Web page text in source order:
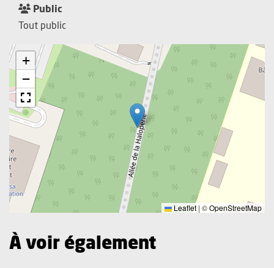
Public
Tout public
+
−
Leaflet | ©OpenStreetMap
À voir également